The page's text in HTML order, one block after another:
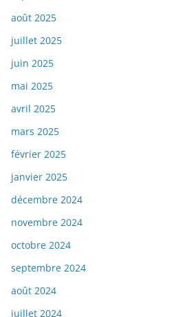
août 2025
juillet 2025
juin 2025
mai 2025
avril 2025
mars 2025
février 2025
janvier 2025
décembre 2024
novembre 2024
octobre 2024
septembre 2024
août 2024
juillet 2024